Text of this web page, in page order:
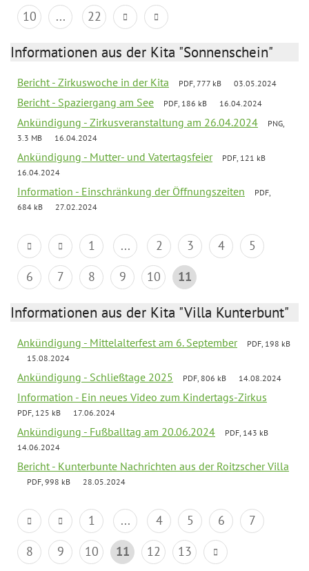
10
... 22
Informationen aus der Kita "Sonnenschein"
Bericht - Zirkuswoche in der Kita PDF, 777 kB 03.05.2024
Bericht - Spaziergang am See PDF, 186 kB 16.04.2024
Ankündigung - Zirkusveranstaltung am 26.04.2024
PNG,
3.3 MB
16.04.2024
Ankündigung - Mutter- und Vatertagsfeier
PDF, 121 kB
16.04.2024
Information - Einschränkung der Öffnungszeiten
PDF,
684 kB
27.02.2024
1 ... 2 3 4
5
6
7 8 9 10 11
Informationen aus der Kita "Villa Kunterbunt"
Ankündigung - Mittelalterfest am 6. September
PDF, 198 kB
15.08.2024
Ankündigung - Schließtage 2025 PDF, 806 kB 14.08.2024
Information - Ein neues Video zum Kindertags-Zirkus
PDF, 125 kB 17.06.2024
Ankündigung - Fußballtag am 20.06.2024
PDF, 143 kB
14.06.2024
Bericht - Kunterbunte Nachrichten aus der Roitzscher Villa
PDF, 998 kB 28.05.2024
1 ... 4 5 6
7
8
9 10 11 12 13